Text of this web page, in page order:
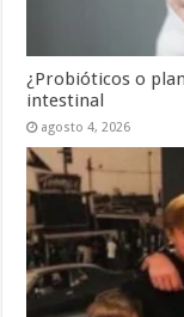
¿Probióticos o
intestinal
agosto 4, 2026